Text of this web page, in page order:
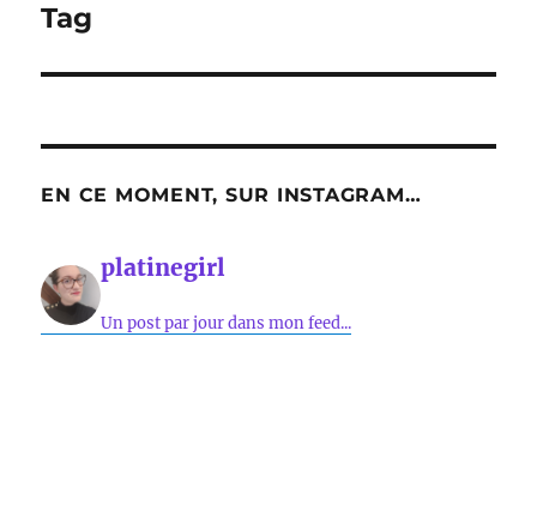
suivante :
Tag
EN CE MOMENT, SUR INSTAGRAM…
platinegirl
Un post par jour dans mon feed...